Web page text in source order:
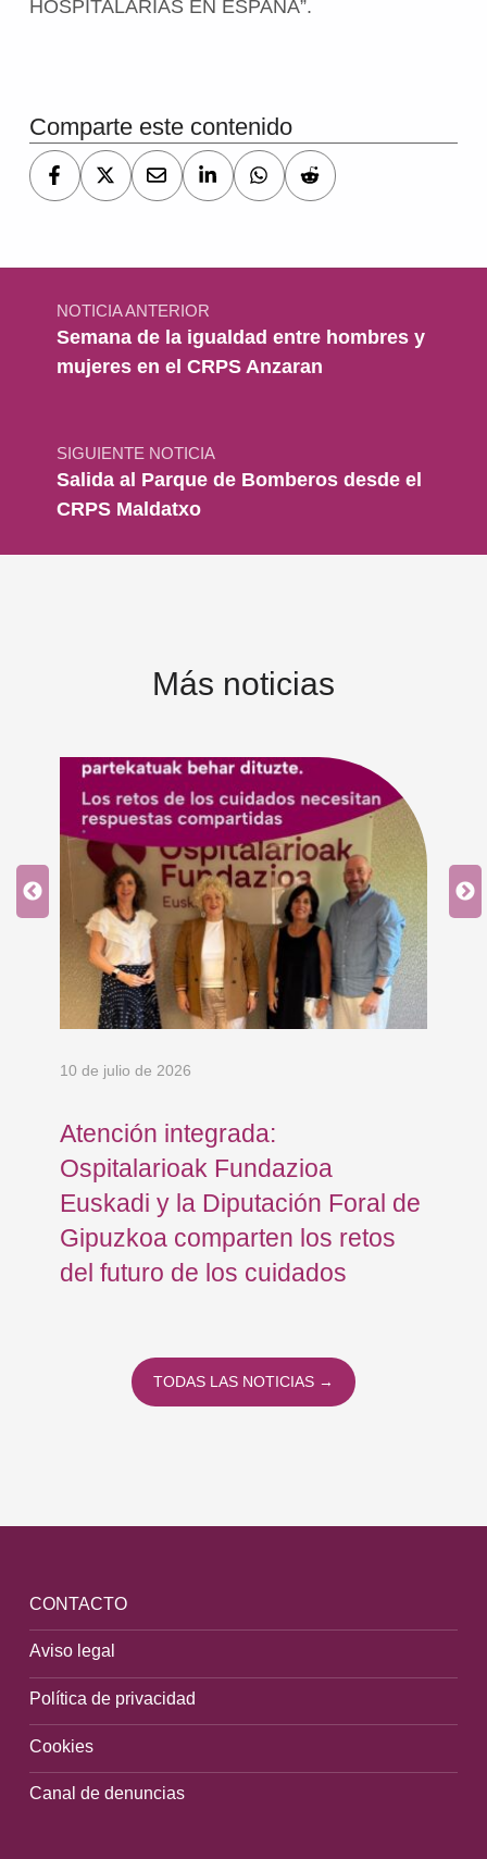
HOSPITALARIAS EN ESPAÑA”.
Comparte este contenido
Navegación de entradas
NOTICIA ANTERIOR
Semana de la igualdad entre hombres y
mujeres en el CRPS Anzaran
SIGUIENTE NOTICIA
Salida al Parque de Bomberos desde el
CRPS Maldatxo
Más noticias
10 de julio de 2026
Atención integrada:
Ospitalarioak Fundazioa
Euskadi y la Diputación Foral de
Gipuzkoa comparten los retos
del futuro de los cuidados
TODAS LAS NOTICIAS →
CONTACTO
Aviso legal
Política de privacidad
Cookies
Canal de denuncias